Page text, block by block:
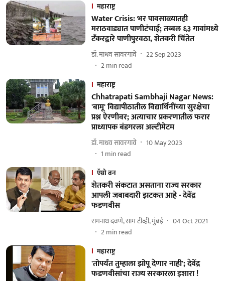
महाराष्ट्र
Water Crisis: भर पावसाळ्यातही
मराठवाड्यात पाणीटंचाई; तब्बल ६३ गावांमध्ये
टँकरद्वारे पाणीपुरवठा, शेतकरी चिंतेत
डॉ. माधव सावरगावे
22 Sep 2023
2min read
महाराष्ट्र
Chhatrapati Sambhaji Nagar News:
'बामू' विद्यापीठातील विद्यार्थिनींच्या सुरक्षेचा
प्रश्न ऐरणीवर; अत्याचार प्रकरणातील फरार
प्राध्यापक बंडगरला अल्टीमेटम
डॉ. माधव सावरगावे
10 May 2023
1 min read
ऍग्रो वन
शेतकरी संकटात असताना राज्य सरकार
आपली जबाबदारी झटकत आहे - देवेंद्र
फडणवीस
रामनाथ दवणे, साम टीव्ही, मुंबई
04 Oct 2021
2min read
महाराष्ट्र
'तोपर्यंत तुम्हाला झोपू देणार नाही'; देवेंद्र
फडणवीसांचा राज्य सरकारला इशारा !